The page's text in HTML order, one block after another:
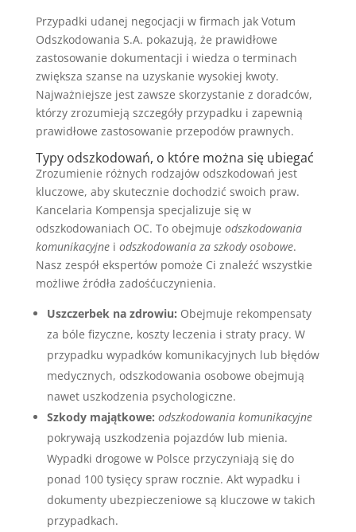
Przypadki udanej negocjacji w firmach jak Votum
Odszkodowania S.A. pokazują, że prawidłowe
zastosowanie dokumentacji i wiedza o terminach
zwiększa szanse na uzyskanie wysokiej kwoty.
Najważniejsze jest zawsze skorzystanie z doradców,
którzy zrozumieją szczegóły przypadku i zapewnią
prawidłowe zastosowanie przepodów prawnych.
Typy odszkodowań, o które można się ubiegać
Zrozumienie różnych rodzajów odszkodowań jest
kluczowe, aby skutecznie dochodzić swoich praw.
Kancelaria Kompensja specjalizuje się w
odszkodowaniach OC. To obejmuje odszkodowania
komunikacyjnei odszkodowania za szkody osobowe.
Nasz zespół ekspertów pomoże Ci znaleźć wszystkie
możliwe źródła zadośćuczynienia.
Uszczerbek na zdrowiu: Obejmuje rekompensaty
za bóle fizyczne, koszty leczenia i straty pracy. W
przypadku wypadków komunikacyjnych lub błędów
medycznych, odszkodowania osobowe obejmują
nawet uszkodzenia psychologiczne.
Szkody majątkowe: odszkodowania komunikacyjne
pokrywają uszkodzenia pojazdów lub mienia.
Wypadki drogowe w Polsce przyczyniają się do
ponad 100 tysięcy spraw rocznie. Akt wypadku i
dokumenty ubezpieczeniowe są kluczowe w takich
przypadkach.